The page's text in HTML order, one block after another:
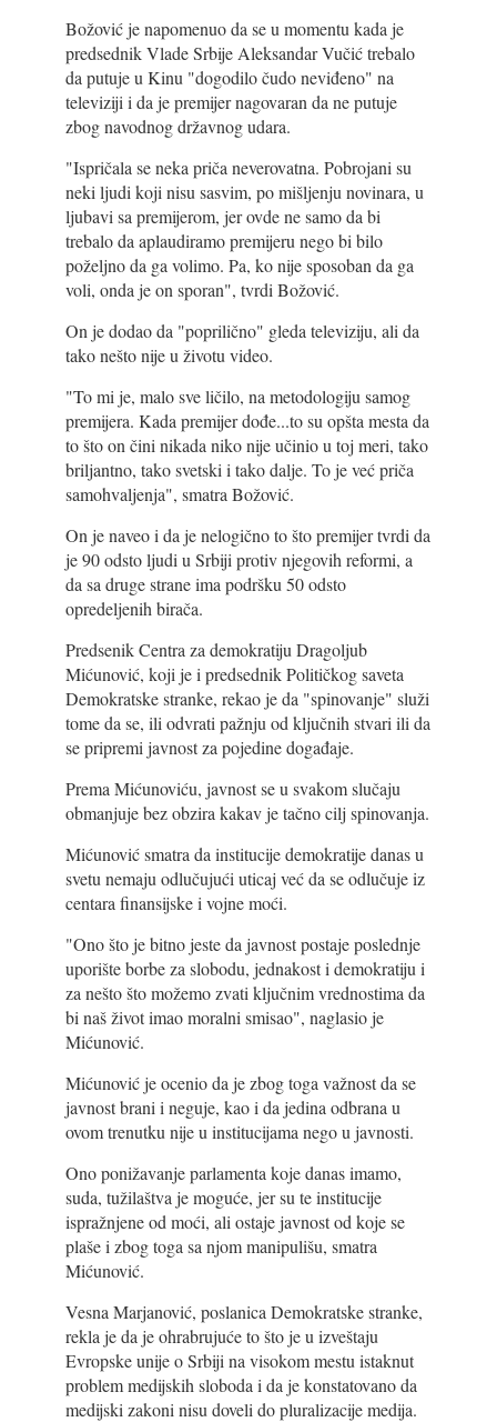
Božović je napomenuo da se u momentu kada je
predsednik Vlade Srbije Aleksandar Vučić trebalo
da putuje u Kinu "dogodilo čudo neviđeno" na
televiziji i da je premijer nagovaran da ne putuje
zbog navodnog državnog udara.
"Ispričala se neka priča neverovatna. Pobrojani su
neki ljudi koji nisu sasvim, po mišljenju novinara, u
ljubavi sa premijerom, jer ovde ne samo da bi
trebalo da aplaudiramo premijeru nego bi bilo
poželjno da ga volimo. Pa, ko nije sposoban da ga
voli, onda je on sporan", tvrdi Božović.
On je dodao da "poprilično" gleda televiziju, ali da
tako nešto nije u životu video.
"To mi je, malo sve ličilo, na metodologiju samog
premijera. Kada premijer dođe...to su opšta mesta da
to što on čini nikada niko nije učinio u toj meri, tako
briljantno, tako svetski i tako dalje. To je već priča
samohvaljenja", smatra Božović.
On je naveo i da je nelogično to što premijer tvrdi da
je 90 odsto ljudi u Srbiji protiv njegovih reformi, a
da sa druge strane ima podršku 50 odsto
opredeljenih birača.
Predsenik Centra za demokratiju Dragoljub
Mićunović, koji je i predsednik Političkog saveta
Demokratske stranke, rekao je da "spinovanje" služi
tome da se, ili odvrati pažnju od ključnih stvari ili da
se pripremi javnost za pojedine događaje.
Prema Mićunoviću, javnost se u svakom slučaju
obmanjuje bez obzira kakav je tačno cilj spinovanja.
Mićunović smatra da institucije demokratije danas u
svetu nemaju odlučujući uticaj već da se odlučuje iz
centara finansijske i vojne moći.
"Ono što je bitno jeste da javnost postaje poslednje
uporište borbe za slobodu, jednakost i demokratiju i
za nešto što možemo zvati ključnim vrednostima da
bi naš život imao moralni smisao", naglasio je
Mićunović.
Mićunović je ocenio da je zbog toga važnost da se
javnost brani i neguje, kao i da jedina odbrana u
ovom trenutku nije u institucijama nego u javnosti.
Ono ponižavanje parlamenta koje danas imamo,
suda, tužilaštva je moguće, jer su te institucije
ispražnjene od moći, ali ostaje javnost od koje se
plaše i zbog toga sa njom manipulišu, smatra
Mićunović.
Vesna Marjanović, poslanica Demokratske stranke,
rekla je da je ohrabrujuće to što je u izveštaju
Evropske unije o Srbiji na visokom mestu istaknut
problem medijskih sloboda i da je konstatovano da
medijski zakoni nisu doveli do pluralizacije medija.